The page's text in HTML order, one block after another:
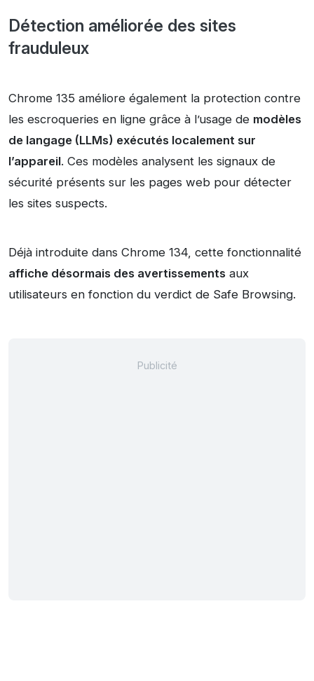
Détection améliorée des sites
frauduleux
Chrome 135 améliore également la protection contre
les escroqueries en ligne grâce à l’usage de modèles
de langage (LLMs) exécutés localement sur
l’appareil. Ces modèles analysent les signaux de
sécurité présents sur les pages web pour détecter
les sites suspects.
Déjà introduite dans Chrome 134, cette fonctionnalité
affiche désormais des avertissements aux
utilisateurs en fonction du verdict de Safe Browsing.